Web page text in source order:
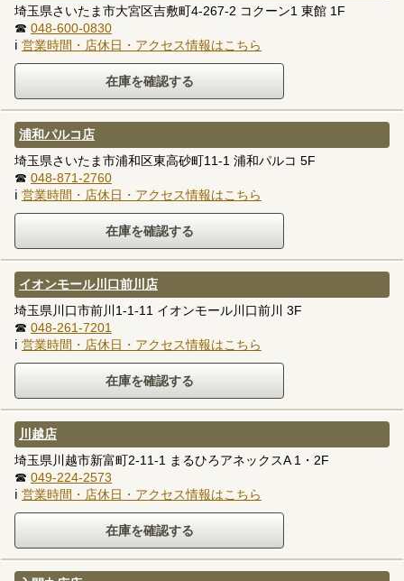
埼玉県さいたま市大宮区吉敷町4-267-2 コクーン1 東館 1F
☎ 048-600-0830
ℹ 営業時間・店休日・アクセス情報はこちら
浦和パルコ店
埼玉県さいたま市浦和区東高砂町11-1 浦和パルコ 5F
☎ 048-871-2760
ℹ 営業時間・店休日・アクセス情報はこちら
イオンモール川口前川店
埼玉県川口市前川1-1-11 イオンモール川口前川 3F
☎ 048-261-7201
ℹ 営業時間・店休日・アクセス情報はこちら
川越店
埼玉県川越市新富町2-11-1 まるひろアネックスA 1・2F
☎ 049-224-2573
ℹ 営業時間・店休日・アクセス情報はこちら